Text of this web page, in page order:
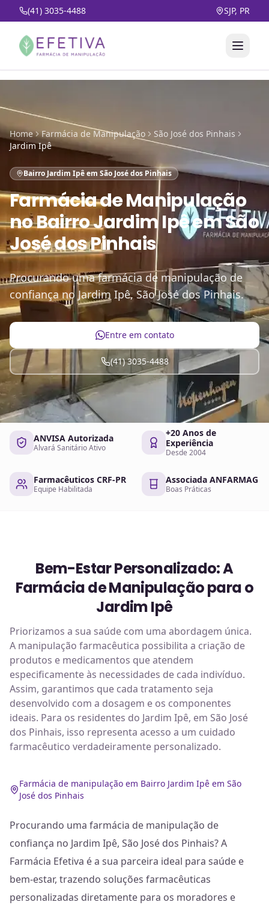
(41) 3035-4488 SJP, PR
Home Farmácia de Manipulação
São José dos Pinhais
Jardim Ipê
Bairro Jardim Ipê em São José dos Pinhais
Farmácia de Manipulação
noBairro Jardim Ipê em São
José dos Pinhais
Procurando uma farmácia de manipulação de
confiança no Jardim Ipê, São José dos Pinhais.
Entre em contato
(41) 3035-4488
ANVISA Autorizada
Alvará Sanitário Ativo
+20 Anos de
Experiência
Desde 2004
Farmacêuticos CRF-PR
Equipe Habilitada
Associada ANFARMAG
Boas Práticas
Bem-Estar Personalizado: A
Farmácia de Manipulação para o
Jardim Ipê
Priorizamos a sua saúde com uma abordagem única.
A manipulação farmacêutica possibilita a criação de
produtos e medicamentos que atendem
especificamente às necessidades de cada indivíduo.
Assim, garantimos que cada tratamento seja
desenvolvido com a dosagem e os componentes
ideais. Para os residentes do Jardim Ipê, em São José
dos Pinhais, isso representa acesso a um cuidado
farmacêutico verdadeiramente personalizado.
Farmácia de manipulação em Bairro Jardim Ipê em São
José dos Pinhais
Procurando uma farmácia de manipulação de
confiança no Jardim Ipê, São José dos Pinhais? A
Farmácia Efetiva é a sua parceira ideal para saúde e
bem-estar, trazendo soluções farmacêuticas
personalizadas diretamente para os moradores e